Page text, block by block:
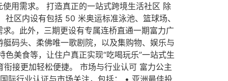
用需求。 打造真正的一站式跨境生活社区 除
区内设有包括 50 米奥运标准泳池、篮球场、
。此外，三期更设有专属连桥直通一期富力广
码头、柔佛唯一歌剧院，以及集购物、娱乐与
美食等，让住户真正实现“吃喝玩乐”一站式生
接更加轻松便捷。 市场与行业认可 富力公主